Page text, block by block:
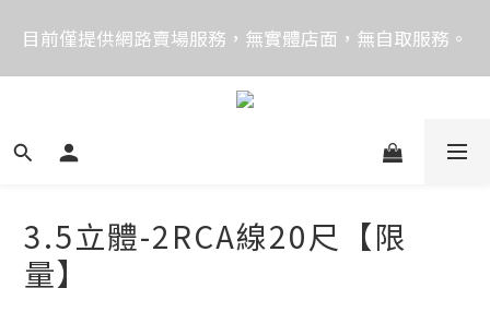
價格均含稅，下單享優惠！歡迎大量採購，由專人提供
專案報價。
目前僅提供網路賣場服務，無實體店面，無自取服務。
目前電話系統異常，暫時無法正常接聽來電，請改播
3.5立體-2RCA線20尺【限
量】